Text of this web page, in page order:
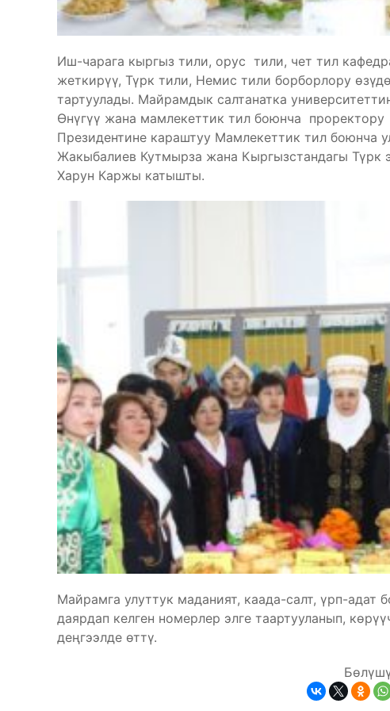
Иш-чарага кыргыз тили, орус тили, чет тил
жеткирүү, Түрк тили, Немис тили борборлору
тартуулады. Майрамдык салтанатка
Өнүгүү жана мамлекеттик тил боюнча проректору
Президентине караштуу Мамлекеттик тил боюнча
Жакыбалиев Кутмырза жана Кыргызстандагы
Харун Каржы катышты.
Майрамга улуттук маданият, каада-салт, үрп-
даярдап келген номерлер элге таартууланып,
деңгээлде өттү.